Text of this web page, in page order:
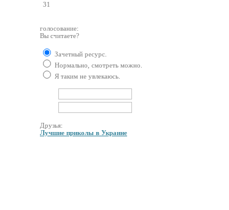
31
голосование:
Вы считаете?
Зачетный ресурс.
Нормально, смотреть можно.
Я таким не увлекаюсь.
Друзья:
Лучшие приколы в Украине